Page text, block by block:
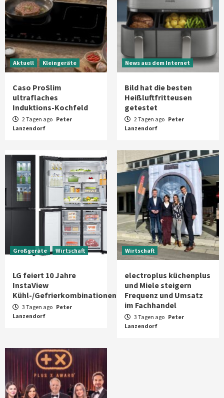
Aktuell Kleingeräte
Caso ProSlim
ultraflaches
Induktions-Kochfeld
2 Tagen ago Peter
Lanzendorf
News aus dem Internet
Bild hat die besten
Heißluftfritteusen
getestet
2 Tagen ago Peter
Lanzendorf
Großgeräte Wirtschaft
LG feiert 10 Jahre
InstaView
Kühl-/Gefrierkombinationen
3 Tagen ago Peter
Lanzendorf
Wirtschaft
electroplus küchenplus
und Miele steigern
Frequenz und Umsatz
im Fachhandel
3 Tagen ago Peter
Lanzendorf